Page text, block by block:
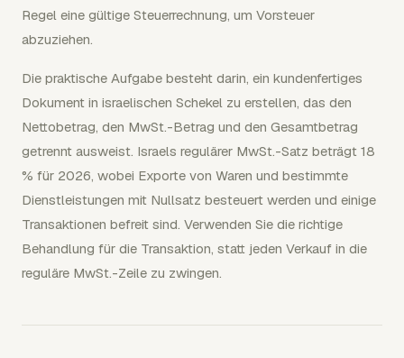
Regel eine gültige Steuerrechnung, um Vorsteuer
abzuziehen.
Die praktische Aufgabe besteht darin, ein kundenfertiges
Dokument in israelischen Schekel zu erstellen, das den
Nettobetrag, den MwSt.-Betrag und den Gesamtbetrag
getrennt ausweist. Israels regulärer MwSt.-Satz beträgt 18
% für 2026, wobei Exporte von Waren und bestimmte
Dienstleistungen mit Nullsatz besteuert werden und einige
Transaktionen befreit sind. Verwenden Sie die richtige
Behandlung für die Transaktion, statt jeden Verkauf in die
reguläre MwSt.-Zeile zu zwingen.